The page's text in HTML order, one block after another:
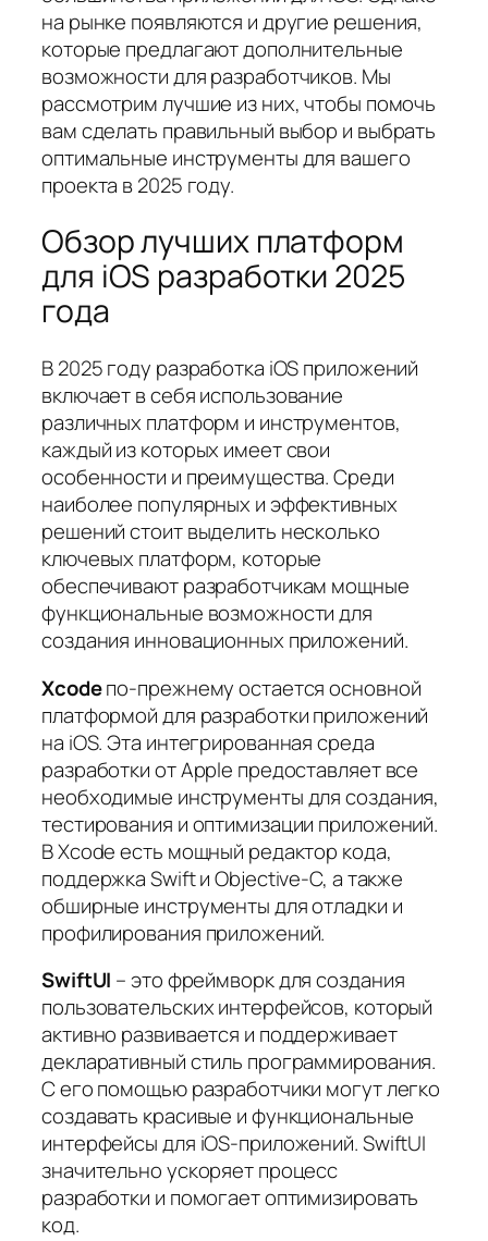
на рынке появляются и другие решения,
которые предлагают дополнительные
возможности для разработчиков. Мы
рассмотрим лучшие из них, чтобы помочь
вам сделать правильный выбор и выбрать
оптимальные инструменты для вашего
проекта в 2025 году.
Обзор лучших платформ
для iOS разработки 2025
года
В 2025 году разработка iOS приложений
включает в себя использование
различных платформ и инструментов,
каждый из которых имеет свои
особенности и преимущества. Среди
наиболее популярных и эффективных
решений стоит выделить несколько
ключевых платформ, которые
обеспечивают разработчикам мощные
функциональные возможности для
создания инновационных приложений.
Xcodeпо-прежнему остается основной
платформой для разработки приложений
на iOS. Эта интегрированная среда
разработки от Apple предоставляет все
необходимые инструменты для создания,
тестирования и оптимизации приложений.
В Xcode есть мощный редактор кода,
поддержка Swift и Objective-C, а также
обширные инструменты для отладки и
профилирования приложений.
SwiftUI – это фреймворк для создания
пользовательских интерфейсов, который
активно развивается и поддерживает
декларативный стиль программирования.
С его помощью разработчики могут легко
создавать красивые и функциональные
интерфейсы для iOS-приложений. SwiftUI
значительно ускоряет процесс
разработки и помогает оптимизировать
код.